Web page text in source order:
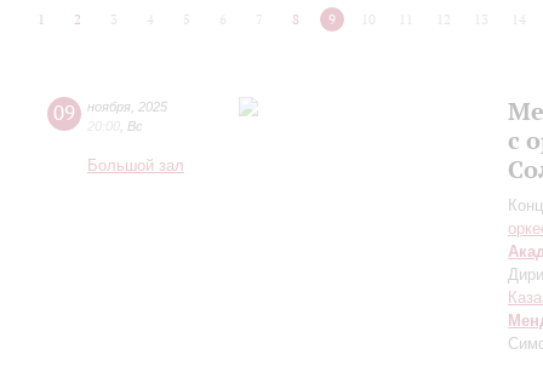
1 2 3 4 5 6 7 8 9 10 12 13 14
09 ноября 2025
20:00 Вс
Большой зал
с